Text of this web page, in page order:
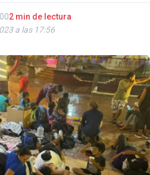
2 min de lectura
a las 17:56